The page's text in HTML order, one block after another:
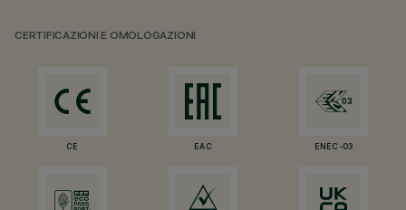
CERTIFICAZIONI E OMOLOGAZIONI
CE EAC ENEC-03